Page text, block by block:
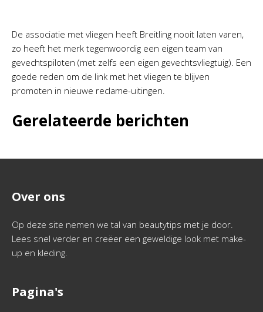
De associatie met vliegen heeft Breitling nooit laten varen,
zo heeft het merk tegenwoordig een eigen team van
gevechtspiloten (met zelfs een eigen gevechtsvliegtuig). Een
goede reden om de link met het vliegen te blijven
promoten in nieuwe reclame-uitingen.
Gerelateerde berichten
Over ons
Op deze site nemen we tal van beautytips met je door.
Lees snel verder en creëer een geweldige look met make-
up en kleding.
Pagina's